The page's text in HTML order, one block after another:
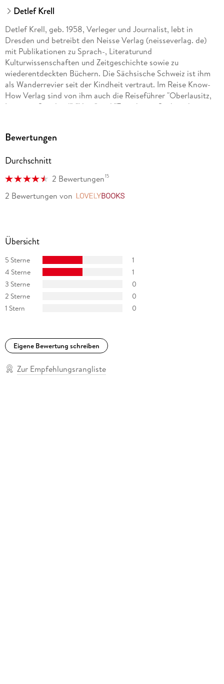
Detlef Krell
Detlef Krell, geb. 1958, Verleger und Journalist, lebt in
Dresden und betreibt den Neisse Verlag (neisseverlag. de)
mit Publikationen zu Sprach-, Literaturund
Kulturwissenschaften und Zeitgeschichte sowie zu
wiederentdeckten Büchern. Die Sächsische Schweiz ist ihm
als Wanderrevier seit der Kindheit vertraut. Im Reise Know-
How Verlag sind von ihm auch die Reiseführer "Oberlausitz,
Lausitzer Seenland", "Harz" und "Erzgebirge, Sächsisches
Wanderungen. Besonderer Dank gilt seiner ständigen
Bewertungen
Durchschnitt
2 Bewertungen15
2 Bewertungen von
Übersicht
5 Sterne
1
4 Sterne
1
3 Sterne
0
2 Sterne
0
1 Stern
0
Eigene Bewertung schreiben
Zur Empfehlungsrangliste